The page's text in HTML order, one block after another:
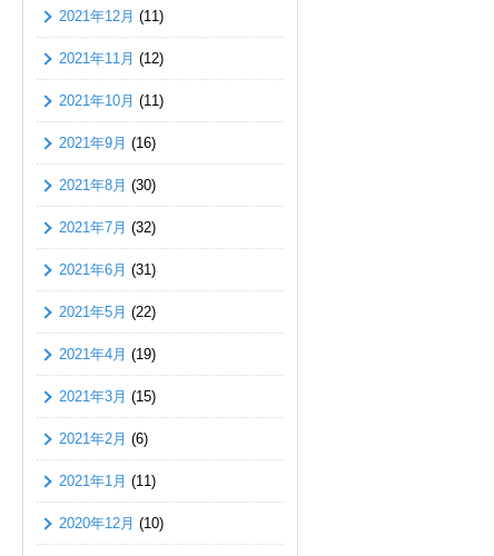
2021年12月 (11)
2021年11月 (12)
2021年10月 (11)
2021年9月 (16)
2021年8月 (30)
2021年7月 (32)
2021年6月 (31)
2021年5月 (22)
2021年4月 (19)
2021年3月 (15)
2021年2月 (6)
2021年1月 (11)
2020年12月 (10)